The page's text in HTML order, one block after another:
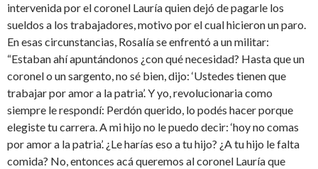
intervenida por el coronel Lauría quien dejó de pagarle los
sueldos a los trabajadores, motivo por el cual hicieron un paro.
En esas circunstancias, Rosalía se enfrentó a un militar:
“Estaban ahí apuntándonos ¿con qué necesidad? Hasta que un
coronel o un sargento, no sé bien, dijo: ‘Ustedes tienen que
trabajar por amor a la patria’. Y yo, revolucionaria como
siempre le respondí: Perdón querido, lo podés hacer porque
elegiste tu carrera. A mi hijo no le puedo decir: ‘hoy no comas
por amor a la patria’. ¿Le harías eso a tu hijo? ¿A tu hijo le falta
comida? No, entonces acá queremos al coronel Lauría que